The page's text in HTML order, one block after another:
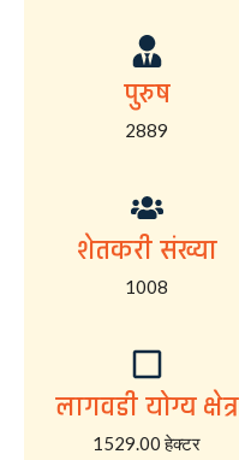
पुरुष
2889
शेतकरी संख्या
1008
लागवडी योग्य क्षेत्र
1529.00 हेक्टर